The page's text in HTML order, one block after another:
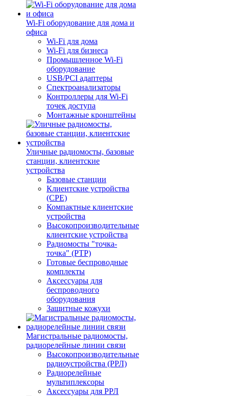
Wi-Fi оборудование для дома и
офиса
Wi-Fi для дома
Wi-Fi для бизнеса
Промышленное Wi-Fi
оборудование
USB/PCI адаптеры
Cпектроанализаторы
Контроллеры для Wi-Fi
точек доступа
Монтажные кронштейны
Уличные радиомосты, базовые
станции, клиентские
устройства
Базовые станции
Клиентские устройства
(CPE)
Компактные клиентские
устройства
Высокопроизводительные
клиентские устройства
Радиомосты "точка-
точка" (PTP)
Готовые беспроводные
комплекты
Аксессуары для
беспроводного
оборудования
Защитные кожухи
Магистральные радиомосты,
радиорелейные линии связи
Высокопроизводительные
радиоустройства (РРЛ)
Радиорелейные
мультиплексоры
Аксессуары для РРЛ